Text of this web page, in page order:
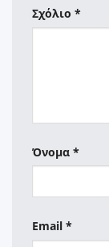
Σχόλιο *
Όνομα *
Email *